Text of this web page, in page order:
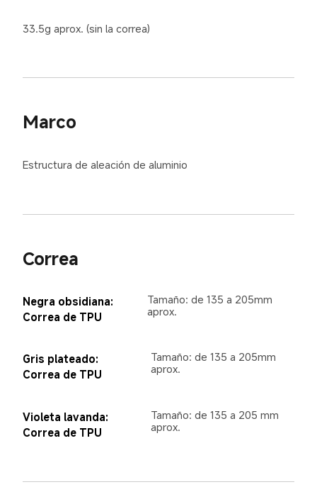
33.5g aprox. (sin la correa)
Marco
Estructura de aleación de aluminio
Correa
Negra obsidiana:
Correa de TPU
Tamaño: de 135 a 205mm
aprox.
Gris plateado:
Correa de TPU
Tamaño: de 135 a 205mm
aprox.
Violeta lavanda:
Correa de TPU
Tamaño: de 135 a 205 mm
aprox.